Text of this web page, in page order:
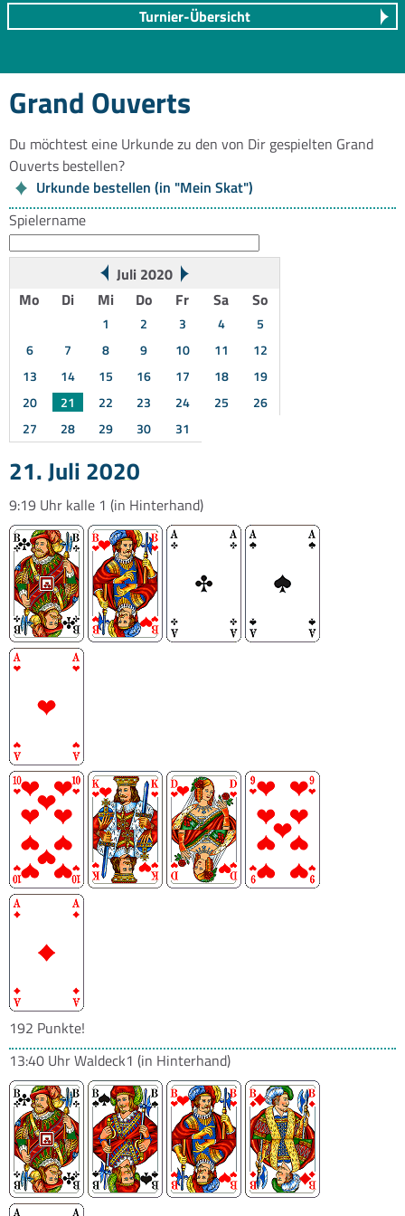
Turnier-Übersicht
Grand Ouverts
Du möchtest eine Urkunde zu den von Dir gespielten Grand
Ouverts bestellen?
Urkunde bestellen (in "Mein Skat")
Spielername
Juli 2020
Mo
Di Mi Do Fr Sa So
1 2 3 4
5
6
7 8 9 10 11
12
13
14 15 16 17 18
19
20
21 22 23 24 25
26
27
28 29 30 31
21. Juli 2020
9:19 Uhr kalle 1 (in Hinterhand)
192 Punkte!
13:40 UhrWaldeck1 (in Hinterhand)